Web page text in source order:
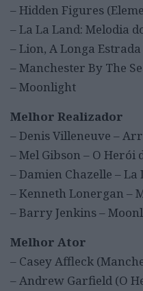
– Hidden Figures
– La La Land: Melodia
– Lion, A Longa
– Manchester By The
– Moonlight
Melhor Realizador
– Denis Villeneuve –
– Mel Gibson – O Herói
– Damien Chazelle – La
– Kenneth Lonergan –
– Barry Jenkins –
Melhor Ator
– Casey Affleck
– Andrew Garfield (O